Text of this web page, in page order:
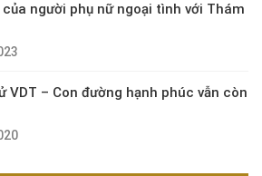
của người phụ nữ ngoại tình với Thám
VDT – Con đường hạnh phúc vẫn còn